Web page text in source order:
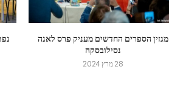
מגזין הספרים החדשים מעניק פרס לאנה
נסילובסקה
28 מרץ 2024